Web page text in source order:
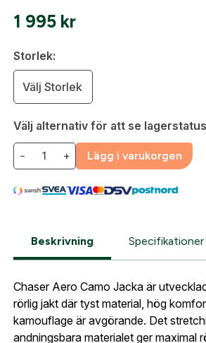
1 995 kr
Storlek:
Välj Storlek
Välj alternativ för att se lagerstatus
− + Lägg i varukorgen
Beskrivning Specifikationer
Chaser Aero Camo Jacka är
rörlig jakt där tyst material, hög
kamouflage är avgörande. Det
andningsbara materialet ger maximal
Logga in
När du är inloggad hanteras
E-postadress:*
Fyll i dina företags- eller
formuläret så återkommer vi till dig
skapat. I vår FAQ hittar du svar på
frågorna gällande Mitt konto.
Företag- eller Föreningsnamn:
Leverans & fakturaadress
Gatuadress: *
Fyll i din e-post adress nedan så